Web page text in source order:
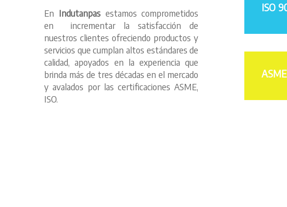
En Indutanpasestamos comprometidos
en incrementar la satisfacción de
nuestros clientes ofreciendo productos y
servicios que cumplan altos estándares de
calidad, apoyados en la experiencia que
brinda más de tres décadas en el mercado
y avalados por las certificaciones ASME,
ISO.
ISO